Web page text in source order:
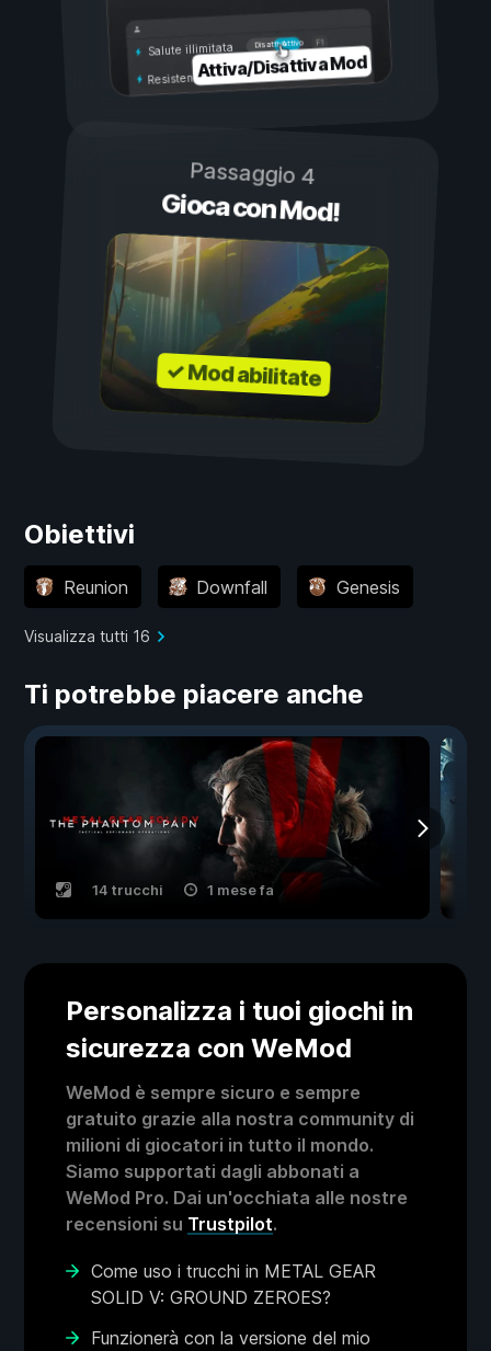
Attivo
Disattivo
Salute illimitata
Resistenza illimitata
Attiva/Disattiva Mod
Passaggio 4
Gioca con Mod!
✓ Mod abilitate
Obiettivi
Reunion Downfall Genesis
Visualizza tutti 16
Ti potrebbe piacere anche
14 trucchi 1 mese fa
Personalizza i tuoi giochi in
sicurezza con WeMod
WeMod è sempre sicuro e sempre
gratuito grazie alla nostra community di
milioni di giocatori in tutto il mondo.
Siamo supportati dagli abbonati a
WeMod Pro. Dai un'occhiata alle nostre
recensioni su Trustpilot.
Come uso i trucchi in METAL GEAR
SOLID V: GROUND ZEROES?
Funzionerà con la versione del mio